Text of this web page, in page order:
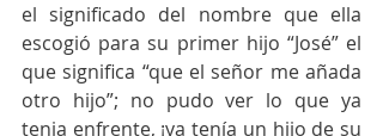
el significado del nombre que ella
escogió para su primer hijo “José” el
que significa “que el señor me añada
otro hijo”; no pudo ver lo que ya
tenia enfrente, ¡ya tenía un hijo de su